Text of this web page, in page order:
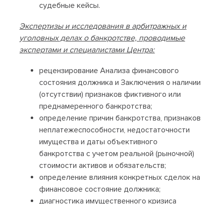
судебные кейсы.
Экспертизы и исследования в арбитражных и
уголовных делах о банкротстве, проводимые
экспертами и специалистами Центра:
рецензирование Анализа финансового
состояния должника и Заключения о наличии
(отсутствии) признаков фиктивного или
преднамеренного банкротства;
определение причин банкротства, признаков
неплатежеспособности, недостаточности
имущества и даты объективного
банкротства c учетом реальной (рыночной)
стоимости активов и обязательств;
определение влияния конкретных сделок на
финансовое состояние должника;
диагностика имущественного кризиса